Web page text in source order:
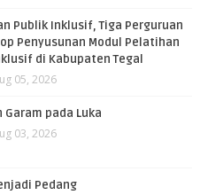
Publik Inklusif, Tiga Perguruan
Penyusunan Modul Pelatihan
di Kabupaten Tegal
05, 2026
Garam pada Luka
03, 2026
Pedang